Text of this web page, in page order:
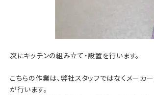
次にキッチンの組み立て・設置を行います。
こちらの作業は、弊社スタッフではなくメーカ
が行います。